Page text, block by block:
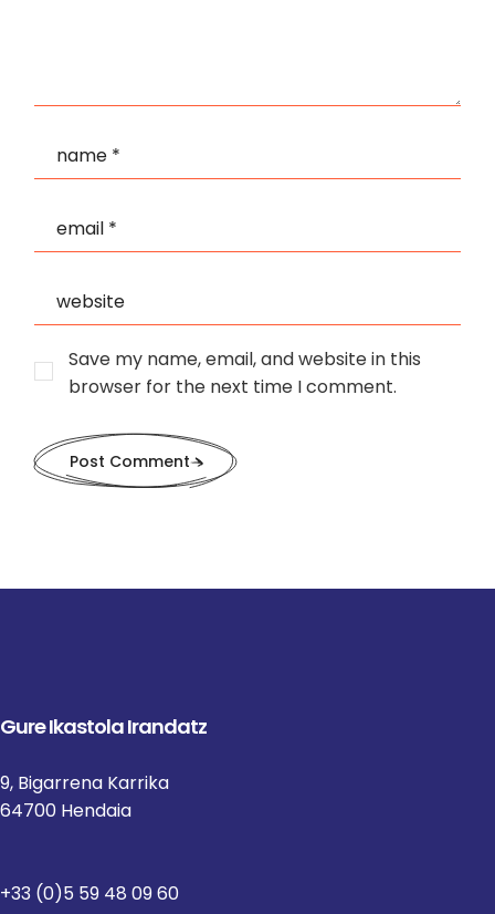
Save my name, email, and website in this
browser for the next time I comment.
Post Comment
Gure Ikastola Irandatz
9, Bigarrena Karrika
64700 Hendaia
+33 (0)5 59 48 09 60